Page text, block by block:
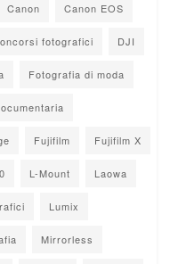
Canon Canon EOS
fotografici DJI
Fotografia di moda
Fujifilm Fujifilm X
L-Mount Laowa
Lumix
Mirrorless